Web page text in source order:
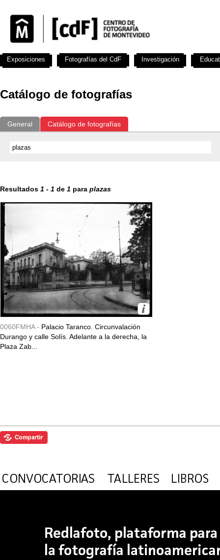
Catálogo de fotografías
General Catálogo de fotografías
Resultados 1 - 1 de 1 para plazas
0060FMHA - Palacio Taranco. Circunvalación
Durango y calle Solís. Adelante a la derecha, la
Plaza Zab...
Exposiciones Fotografías del CdF Investigación